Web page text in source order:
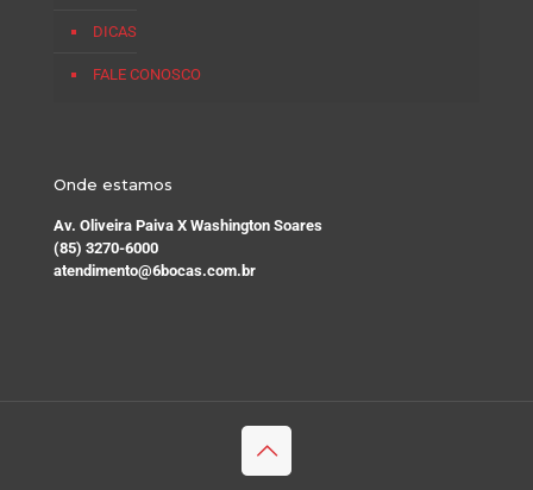
DICAS
FALE CONOSCO
Onde estamos
Av. Oliveira Paiva X Washington Soares
(85) 3270-6000
atendimento@6bocas.com.br